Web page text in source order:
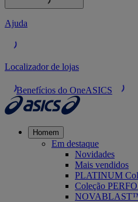
Ajuda
Localizador de lojas
Benefícios do OneASICS
Homem
Em destaque
Novidades
Mais vendidos
PLATINUM
Coleção